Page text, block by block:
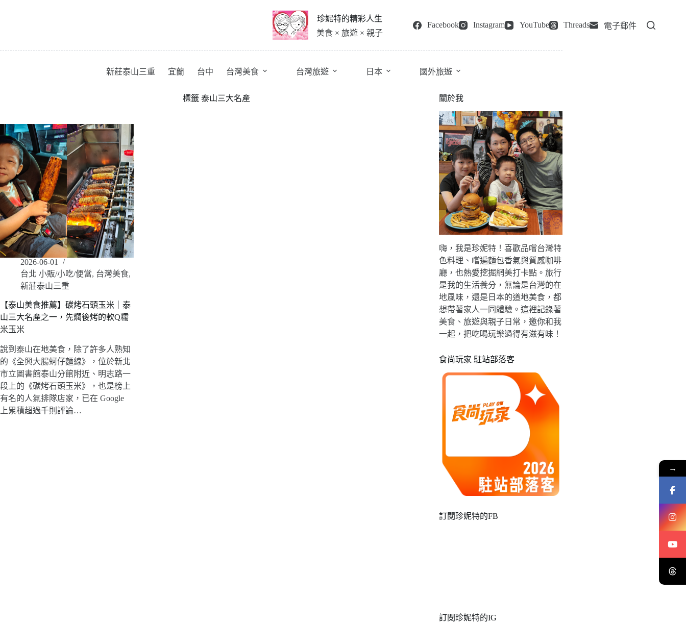
珍妮特的精彩人生
美食 × 旅遊 × 親子
Facebook Instagram YouTube Threads 電子郵件
新莊泰山三重 宜蘭 台中 台灣美食 台灣旅遊 日本 國外旅遊
標籤 泰山三大名產
2026-06-01
台北 小販/小吃/便當, 台灣美食,
新莊泰山三重
【泰山美食推薦】碳烤石頭玉米｜泰
山三大名產之一，先燜後烤的軟Q糯
米玉米
說到泰山在地美食，除了許多人熟知
的《全興大腸蚵仔麵線》，位於新北
市立圖書館泰山分館附近、明志路一
段上的《碳烤石頭玉米》，也是榜上
有名的人氣排隊店家，已在 Google
上累積超過千則評論…
關於我
嗨，我是珍妮特！喜歡品嚐台灣特
色料理、嚐遍麵包香氣與質感咖啡
廳，也熱愛挖掘網美打卡點。旅行
是我的生活養分，無論是台灣的在
地風味，還是日本的道地美食，都
想帶著家人一同體驗。這裡記錄著
美食、旅遊與親子日常，邀你和我
一起，把吃喝玩樂過得有滋有味！
食尚玩家 駐站部落客
訂閱珍妮特的FB
訂閱珍妮特的IG
→